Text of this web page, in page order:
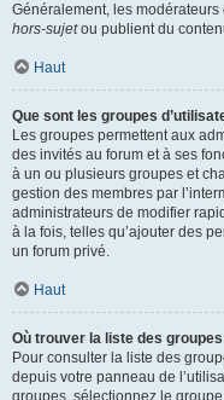
Généralement, les
hors-sujetou publient du
Haut
Que sont les groupes
Les groupes permettent aux
des invités au forum et à ses
à un ou plusieurs groupes et
gestion des membres par
administrateurs de modifier
à la fois, telles qu’ajouter des
un forum privé.
Haut
Où trouver la liste des
Pour consulter la liste des
depuis votre panneau de
groupes, sélectionnez le